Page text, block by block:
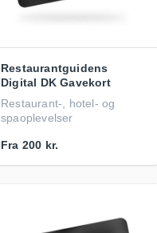
Restaurantguidens
Digital DK Gavekort
Restaurant-, hotel- og
spaoplevelser
Fra 200 kr.